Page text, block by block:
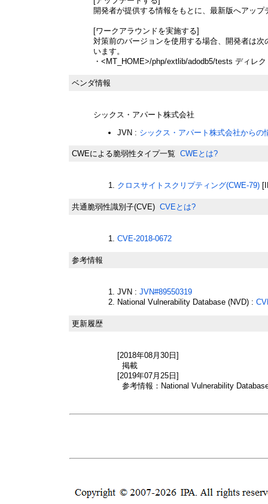
開発者が提供する情報をもとに、最新版へアップ
[ワークアラウンドを実施する]
対策前のバージョンを使用する場合、開発者は
います。
・<MT_HOME>/php/extlib/adodb5/tests ディレ
ベンダ情報
シックス・アパート株式会社
JVN : シックス・アパート株式会社からの
CWEによる脆弱性タイプ一覧 CWEとは?
クロスサイトスクリプティング(CWE-79)
共通脆弱性識別子(CVE) CVEとは?
CVE-2018-0672
参考情報
JVN : JVN#89550319
National Vulnerability Database (NVD) :
更新履歴
[2018年08月30日]
掲載
[2019年07月25日]
参考情報：National Vulnerability